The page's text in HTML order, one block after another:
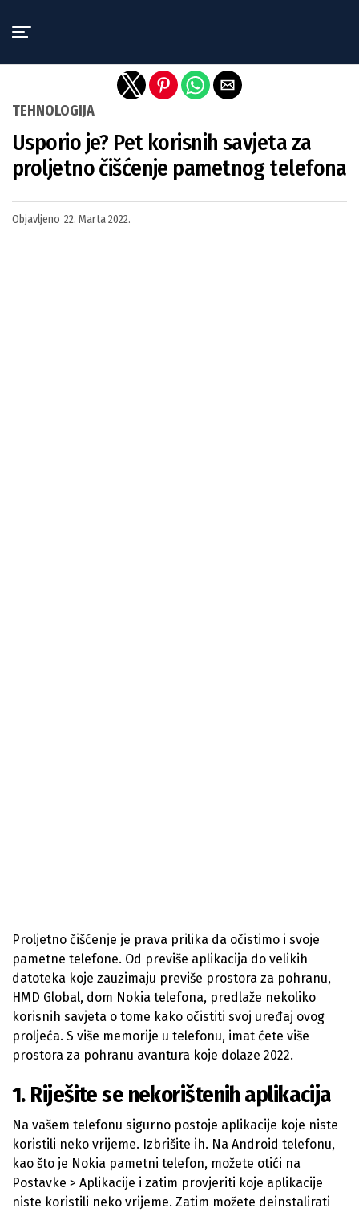
TEHNOLOGIJA
Usporio je? Pet korisnih savjeta za
proljetno čišćenje pametnog telefona
Objavljeno 22. Marta 2022.
Proljetno čišćenje je prava prilika da očistimo i svoje
pametne telefone. Od previše aplikacija do velikih
datoteka koje zauzimaju previše prostora za pohranu,
HMD Global, dom Nokia telefona, predlaže nekoliko
korisnih savjeta o tome kako očistiti svoj uređaj ovog
proljeća. S više memorije u telefonu, imat ćete više
prostora za pohranu avantura koje dolaze 2022.
1. Riješite se nekorištenih aplikacija
Na vašem telefonu sigurno postoje aplikacije koje niste
koristili neko vrijeme. Izbrišite ih. Na Android telefonu,
kao što je Nokia pametni telefon, možete otići na
Postavke > Aplikacije i zatim provjeriti koje aplikacije
niste koristili neko vrijeme. Zatim možete deinstalirati